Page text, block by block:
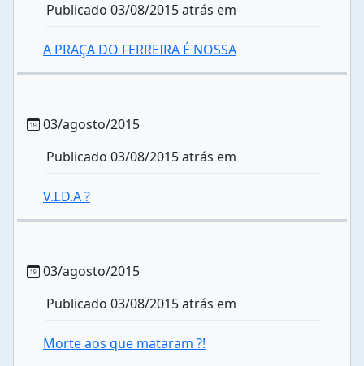
Publicado 03/08/2015 atrás em
A PRAÇA DO FERREIRA É NOSSA
03/agosto/2015
Publicado 03/08/2015 atrás em
V.I.D.A ?
03/agosto/2015
Publicado 03/08/2015 atrás em
Morte aos que mataram ?!